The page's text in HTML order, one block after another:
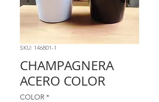
SKU: 146801-1
CHAMPAGNERA
ACERO COLOR
COLOR *